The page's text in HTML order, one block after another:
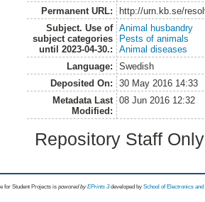
Permanent URL:
http://urn.kb.se/
Subject. Use of
subject categories
until 2023-04-30.:
Animal husbandry
Pests of animals
Animal diseases
Language:
Swedish
Deposited On:
30 May 2016 14:33
Metadata Last
Modified:
08 Jun 2016 12:32
Repository Staff
for Student Projects is powored byEPrints 3 developed by School of Electronics